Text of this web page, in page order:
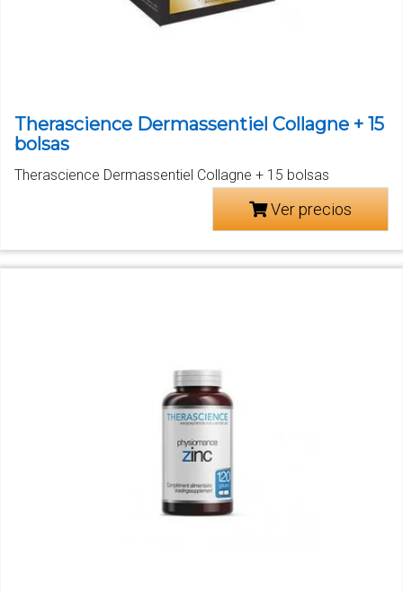
Therascience Dermassentiel Collagne + 15
bolsas
Therascience Dermassentiel Collagne + 15 bolsas
Ver precios